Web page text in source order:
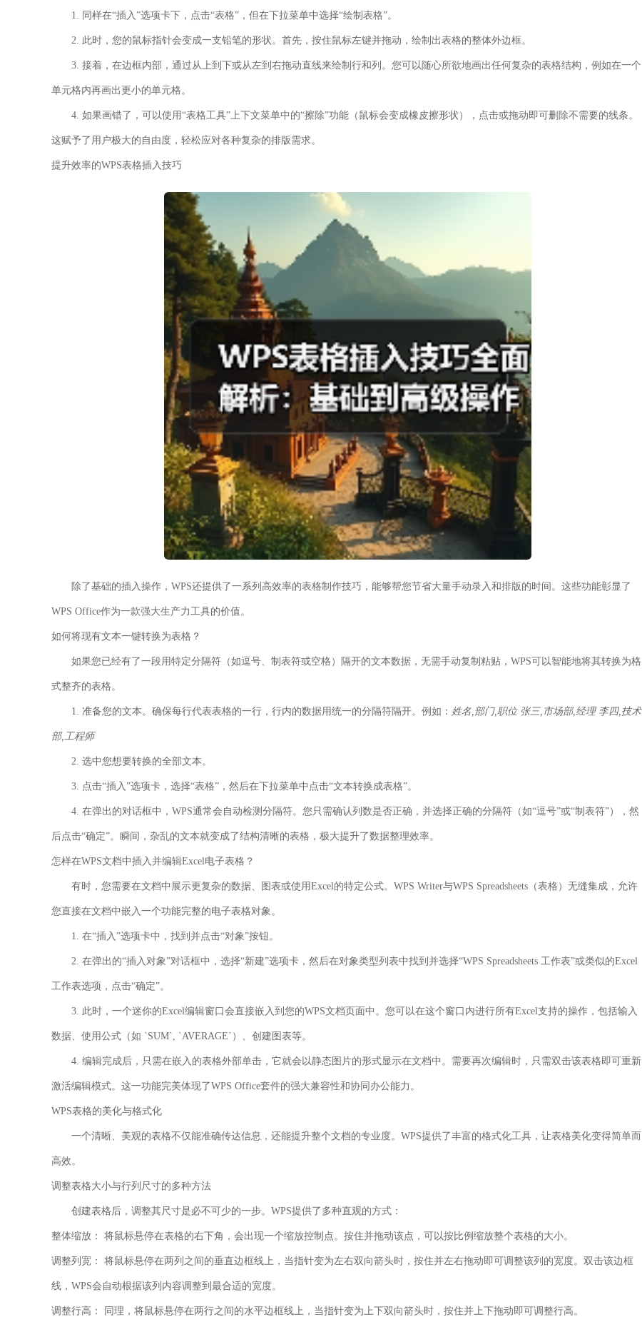
1. 同样在“插入”选项卡下，点击“表格” ，但在下拉菜单中选择“绘制表格”。
2. 此时，您的鼠标指针会变成一支铅笔的形状。首先，按住鼠标左键并拖动，绘制出表格的整体外边框。
3. 接着，在边框内部，通过从上到下或从左到右拖动直线来绘制行和列。您可以随心所欲地画出任何复杂的表格结构，例如在一个
单元格内再画出更小的单元格。
4. 如果画错了，可以使用“表格工具”上下文菜单中的“擦除”功能（鼠标会变成橡皮擦形状），点击或拖动即可删除不需要的线条。
这赋予了用户极大的自由度，轻松应对各种复杂的排版需求。
提升效率的WPS表格插入技巧
除了基础的插入操作，WPS还提供了一系列高效率的表格制作技巧，能够帮您节省大量手动录入和排版的时间。这些功能彰显了
WPS Office作为一款强大生产力工具的价值。
如何将现有文本一键转换为表格？
如果您已经有了一段用特定分隔符（如逗号、制表符或空格）隔开的文本数据，无需手动复制粘贴，WPS可以智能地将其转换为格
式整齐的表格。
1. 准备您的文本。确保每行代表表格的一行，行内的数据用统一的分隔符隔开。例如： 姓名,部门,职位 张三,市场部,经理 李四,技术
部,工程师
2. 选中您想要转换的全部文本。
3. 点击“插入”选项卡，选择“表格” ，然后在下拉菜单中点击“文本转换成表格”。
4. 在弹出的对话框中，WPS通常会自动检测分隔符。您只需确认列数是否正确，并选择正确的分隔符（如“逗号”或“制表符”），然
后点击“确定”。瞬间，杂乱的文本就变成了结构清晰的表格，极大提升了数据整理效率。
怎样在WPS文档中插入并编辑Excel电子表格？
有时，您需要在文档中展示更复杂的数据、图表或使用Excel的特定公式。WPS Writer与WPS Spreadsheets（表格）无缝集成，允许
您直接在文档中嵌入一个功能完整的电子表格对象。
1. 在“插入”选项卡中，找到并点击“对象”按钮。
2. 在弹出的“插入对象”对话框中，选择“新建”选项卡，然后在对象类型列表中找到并选择“WPS Spreadsheets 工作表”或类似的Excel
工作表选项，点击“确定”。
3. 此时，一个迷你的Excel编辑窗口会直接嵌入到您的WPS文档页面中。您可以在这个窗口内进行所有Excel支持的操作，包括输入
数据、使用公式（如 `SUM`, `AVERAGE`）、创建图表等。
4. 编辑完成后，只需在嵌入的表格外部单击，它就会以静态图片的形式显示在文档中。需要再次编辑时，只需双击该表格即可重新
激活编辑模式。这一功能完美体现了WPS Office套件的强大兼容性和协同办公能力。
WPS表格的美化与格式化
一个清晰、美观的表格不仅能准确传达信息，还能提升整个文档的专业度。WPS提供了丰富的格式化工具，让表格美化变得简单而
高效。
调整表格大小与行列尺寸的多种方法
创建表格后，调整其尺寸是必不可少的一步。WPS提供了多种直观的方式：
整体缩放： 将鼠标悬停在表格的右下角，会出现一个缩放控制点。按住并拖动该点，可以按比例缩放整个表格的大小。
调整列宽： 将鼠标悬停在两列之间的垂直边框线上，当指针变为左右双向箭头时，按住并左右拖动即可调整该列的宽度。双击该边框
线，WPS会自动根据该列内容调整到最合适的宽度。
调整行高： 同理，将鼠标悬停在两行之间的水平边框线上，当指针变为上下双向箭头时，按住并上下拖动即可调整行高。